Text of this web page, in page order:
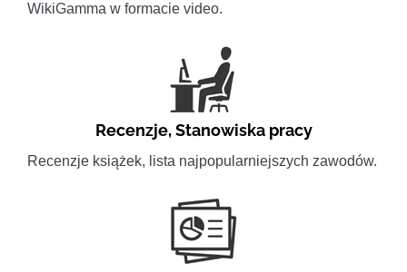
WikiGamma w formacie video.
Recenzje,Stanowiska pracy
Recenzje książek, lista najpopularniejszych zawodów.